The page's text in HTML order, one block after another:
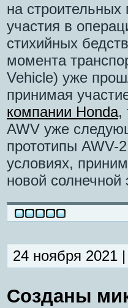
на
участия в
стихийных
момента
Vehicle) уже
принимая
компании Honda,
AWV уже
прототипы AWV-
условиях,
новой
24 ноября 2021
Созданы